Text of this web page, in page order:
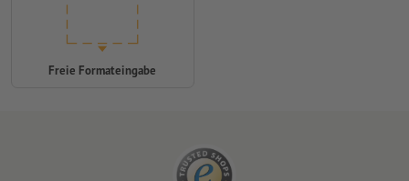
Freie Formateingabe